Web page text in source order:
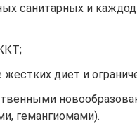
санитарных и
диет и
гемангиомами).